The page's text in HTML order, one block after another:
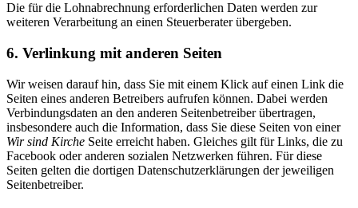
Die für die Lohnabrechnung erforderlichen Daten werden zur
weiteren Verarbeitung an einen Steuerberater übergeben.
6. Verlinkung mit anderen Seiten
Wir weisen darauf hin, dass Sie mit einem Klick auf einen Link die
Seiten eines anderen Betreibers aufrufen können. Dabei werden
Verbindungsdaten an den anderen Seitenbetreiber übertragen,
insbesondere auch die Information, dass Sie diese Seiten von einer
Wir sind Kirche Seite erreicht haben. Gleiches gilt für Links, die zu
Facebook oder anderen sozialen Netzwerken führen. Für diese
Seiten gelten die dortigen Datenschutzerklärungen der jeweiligen
Seitenbetreiber.